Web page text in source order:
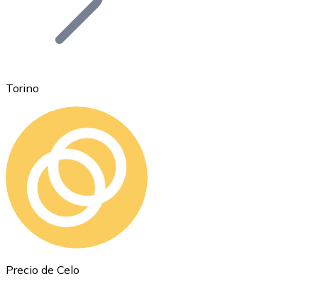
Ethereum
ETH
Torino
Precio de Celo